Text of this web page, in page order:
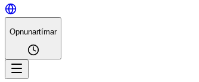
Opnunartímar